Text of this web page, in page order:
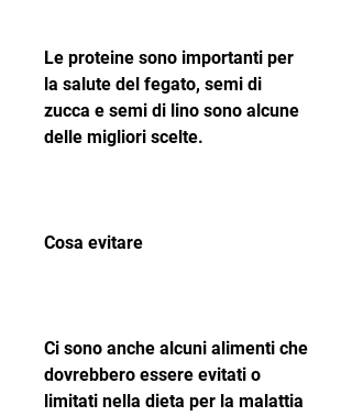
Le proteine ​​sono importanti per
la salute del fegato, semi di
zucca e semi di lino sono alcune
delle migliori scelte.
Cosa evitare
Ci sono anche alcuni alimenti che
dovrebbero essere evitati o
limitati nella dieta per la malattia